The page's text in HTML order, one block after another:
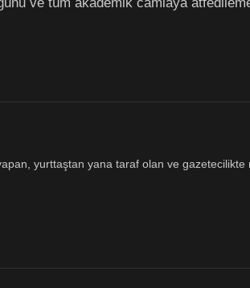
yurttaştan yana taraf olan ve